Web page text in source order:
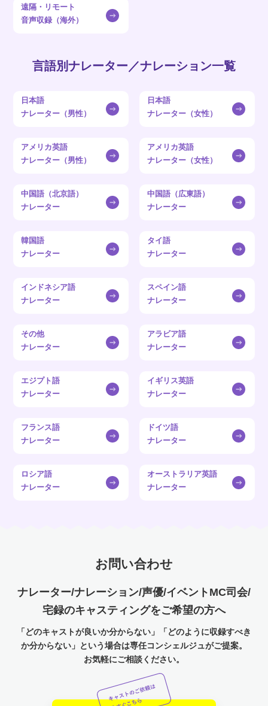
遠隔・リモート
音声収録（海外）
言語別ナレーター／ナレーション一覧
日本語
ナレーター（男性）
日本語
ナレーター（女性）
アメリカ英語
ナレーター（男性）
アメリカ英語
ナレーター（女性）
中国語（北京語）
ナレーター
中国語（広東語）
ナレーター
韓国語
ナレーター
タイ語
ナレーター
インドネシア語
ナレーター
スペイン語
ナレーター
その他
ナレーター
アラビア語
ナレーター
エジプト語
ナレーター
イギリス英語
ナレーター
フランス語
ナレーター
ドイツ語
ナレーター
ロシア語
ナレーター
オーストラリア英語
ナレーター
お問い合わせ
ナレーター/ナレーション/声優/イベントMC司会/
宅録のキャスティングをご希望の方へ
「どのキャストが良いか分からない」「どのように収録すべき
か分からない」という場合は専任コンシェルジュがご提案。
お気軽にご相談ください。